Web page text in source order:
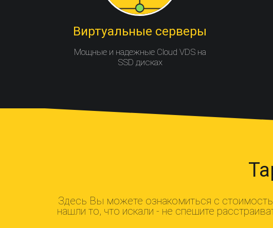
Виртуальные серверы
Мощные и надежные Cloud VDS на
SSD дисках
Здесь Вы можете ознакомиться с
нашли то, что искали - не спешите